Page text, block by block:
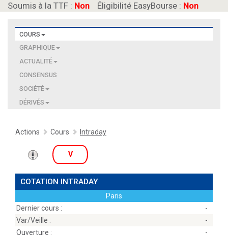
Soumis à la TTF : Non Éligibilité EasyBourse : Non
COURS
GRAPHIQUE
ACTUALITÉ
CONSENSUS
SOCIÉTÉ
DÉRIVÉS
Actions Cours Intraday
V
COTATION INTRADAY
Paris
Dernier cours :
-
Var/Veille :
-
Ouverture :
-